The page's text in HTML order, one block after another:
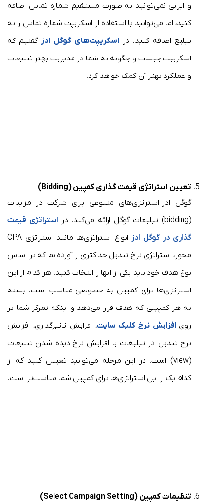
و ایرانی نمی‌توانید به صورت مستقیم شماره تماس اضافه
کنید، اما می‌توانید با استفاده از اسکریپت شماره تماس را به
تبلیغ اضافه کنید. در اسکریپت‌های گوگل ادز گفتیم که
اسکریپت چیست و چگونه به شما در مدیریت بهتر تبلیغات
و عملکرد بهتر آن کمک خواهد کرد.
تعیین استراتژی قیمت گذاری کمپین (Bidding)
گوگل ادز استراتژی‌های متنوعی برای شرکت در مزایدات
(bidding) تبلیغات گوگل ارائه می‌کند. در
استراتژی قیمت
گذاری در گوگل ادز
انواع استراتژی‌ها مانند استراتژی‌ CPA
محور، استراتژی نرخ تبدیل حداکثری را آورده‌ایم که بر اساس
نوع هدف خود باید یکی از آنها را انتخاب کنید. هر کدام از این
استراتژی‌ها برای کمپین به خصوصی مناسب است. بسته
به هر کمپینی که هدف قرار می‌دهد و اینکه تمرکز شما بر
روی افزایش نرخ کلیک سایت، افزایش تاثیرگذاری، افزایش
نرخ تبدیل در تبلیغات یا افزایش نرخ دیده شدن تبلیغات
(view) است. در این مرحله می‌توانید تعیین کنید که از
کدام یک از این استراتژی‌ها برای کمپین شما مناسب‌تر است.
تنظیمات کمپین (Select Campaign Setting)